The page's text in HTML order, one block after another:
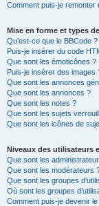
Comment puis-je remonter
Mise en forme et types
Qu’est-ce que le BBCode ?
Puis-je insérer du code
Que sont les émoticônes ?
Puis-je insérer des images
Que sont les annonces
Que sont les annonces ?
Que sont les notes ?
Que sont les sujets
Que sont les icônes de
Niveaux des utilisateurs
Que sont les
Que sont les modérateurs
Que sont les groupes
Où sont les groupes
Comment puis-je devenir le